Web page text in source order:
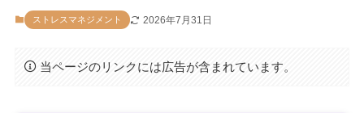
ストレスマネジメント 2026年7月31日
当ページのリンクには広告が含まれています。